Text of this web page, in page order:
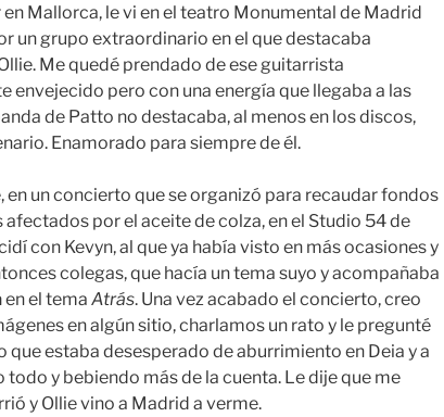
Mallorca, le vi en el teatro Monumental de Madrid
un grupo extraordinario en el que destacaba
Me quedé prendado de ese guitarrista
envejecido pero con una energía que llegaba a las
de Patto no destacaba, al menos en los discos,
Enamorado para siempre de él.
en un concierto que se organizó para recaudar fondos
afectados por el aceite de colza, en el Studio 54 de
con Kevyn, al que ya había visto en más ocasiones y
colegas, que hacía un tema suyo y acompañaba
en el tema Atrás. Una vez acabado el concierto, creo
en algún sitio, charlamos un rato y le pregunté
que estaba desesperado de aburrimiento en Deia y a
todo y bebiendo más de la cuenta. Le dije que me
y Ollie vino a Madrid a verme.